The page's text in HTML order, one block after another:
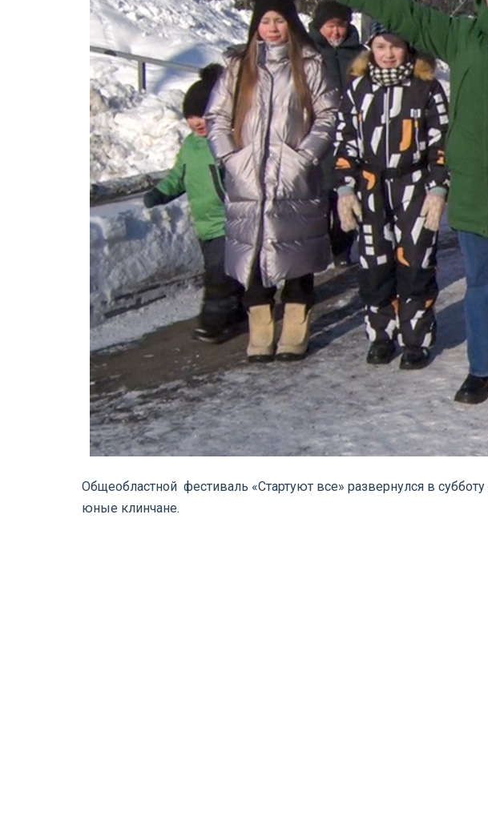
Общеобластной фестиваль «Стартуют все» развернулся в
юные клинчане.